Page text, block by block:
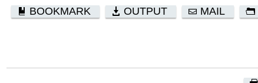
BOOKMARK OUTPUT MAIL